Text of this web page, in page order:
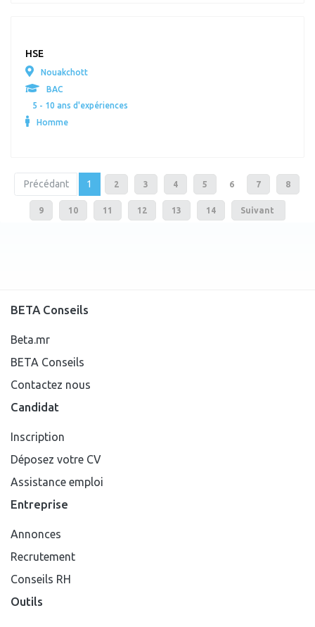
HSE
Nouakchott
BAC
5 - 10 ans d'expériences
Homme
Précédant 1 paginator.current
2 3 4 5 6 7 8
9 10 11 12 13 14 Suivant
BETA Conseils
Beta.mr
BETA Conseils
Contactez nous
Candidat
Inscription
Déposez votre CV
Assistance emploi
Entreprise
Annonces
Recrutement
Conseils RH
Outils